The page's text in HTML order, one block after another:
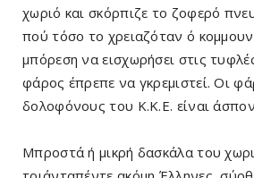
χωριό και σκόρπιζε το ζοφερό
πού τόσο το χρειαζόταν ό
μπόρεση να εισχωρήσει στις
φάρος έπρεπε να γκρεμιστεί. Οι
δολοφόνους του Κ.Κ.Ε. είναι
Μπροστά ή μικρή δασκάλα του